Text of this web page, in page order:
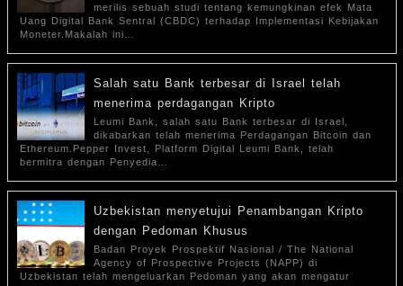
merilis sebuah studi tentang kemungkinan efek Mata
Uang Digital Bank Sentral (CBDC) terhadap Implementasi Kebijakan
Moneter.Makalah ini…
Salah satu Bank terbesar di Israel telah
menerima perdagangan Kripto
Leumi Bank, salah satu Bank terbesar di Israel,
dikabarkan telah menerima Perdagangan Bitcoin dan
Ethereum.Pepper Invest, Platform Digital Leumi Bank, telah
bermitra dengan Penyedia…
Uzbekistan menyetujui Penambangan Kripto
dengan Pedoman Khusus
Badan Proyek Prospektif Nasional / The National
Agency of Prospective Projects (NAPP) di
Uzbekistan telah mengeluarkan Pedoman yang akan mengatur